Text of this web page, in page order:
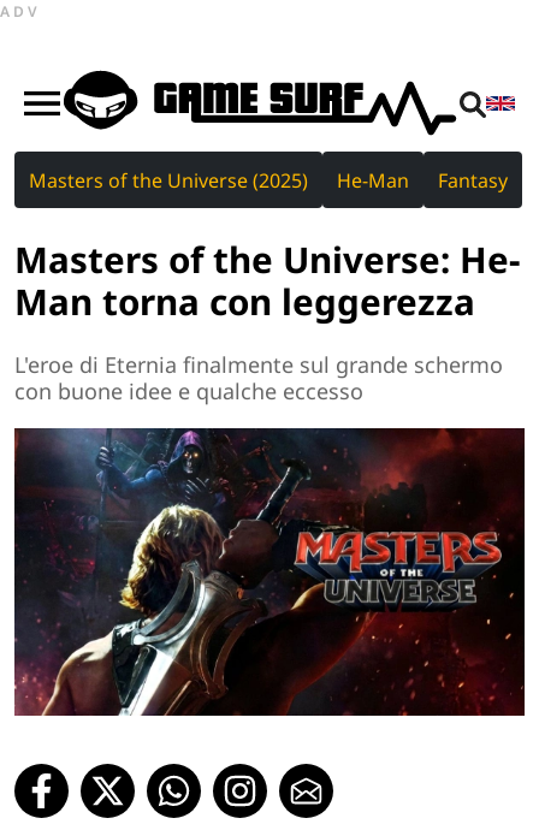
ADV
Masters of the Universe (2025) He-Man Fantasy
Masters of the Universe: He-
Man torna con leggerezza
L'eroe di Eternia finalmente sul grande schermo
con buone idee e qualche eccesso